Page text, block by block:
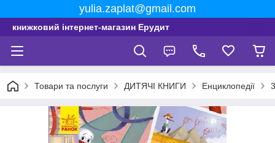
yulia.zaplat@gmail.com
книжковий інтернет-магазин Ерудит
Товари та послуги ДИТЯЧІ КНИГИ Енциклопедії